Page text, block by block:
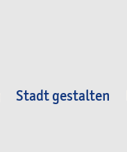
Stadt gestalten